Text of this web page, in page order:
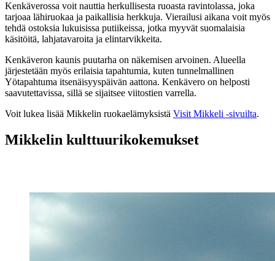
Kenkäverossa voit nauttia herkullisesta ruoasta ravintolassa, joka
tarjoaa lähiruokaa ja paikallisia herkkuja. Vierailusi aikana voit myös
tehdä ostoksia lukuisissa putiikeissa, jotka myyvät suomalaisia
käsitöitä, lahjatavaroita ja elintarvikkeita.
Kenkäveron kaunis puutarha on näkemisen arvoinen. Alueella
järjestetään myös erilaisia tapahtumia, kuten tunnelmallinen
Yötapahtuma itsenäisyyspäivän aattona. Kenkävero on helposti
saavutettavissa, sillä se sijaitsee viitostien varrella.
Voit lukea lisää Mikkelin ruokaelämyksistä Visit Mikkeli -sivuilta.
Mikkelin kulttuurikokemukset